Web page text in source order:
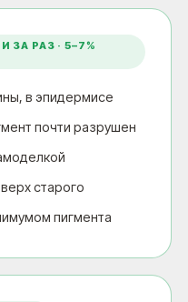
РАЗ · 5–7%
в эпидермисе
почти разрушен
старого
пигмента